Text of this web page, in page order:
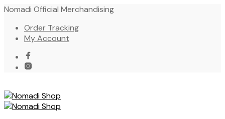
Nomadi Official Merchandising
Order Tracking
My Account